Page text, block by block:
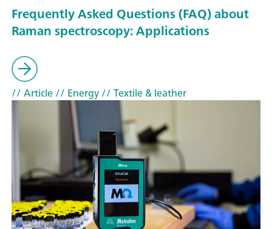
Frequently Asked Questions (FAQ) about
Raman spectroscopy: Applications
// Article// Energy// Textile & leather